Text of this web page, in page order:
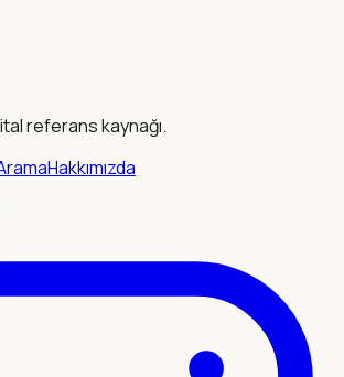
referans kaynağı.
Hakkımızda